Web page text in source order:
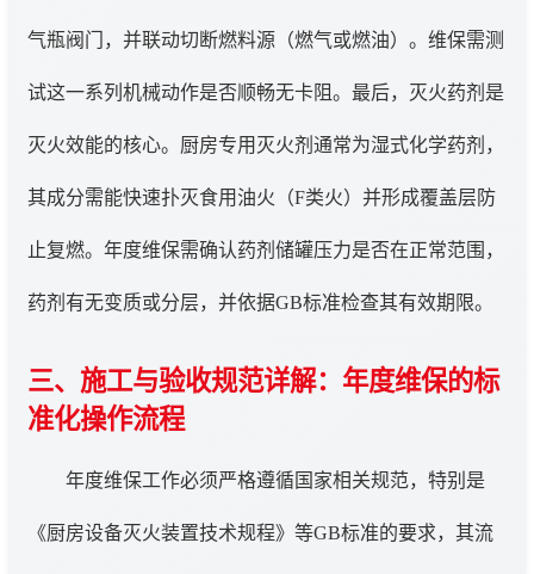
气瓶阀门，并联动切断燃料源（燃气或燃油）。维保需测
试这一系列机械动作是否顺畅无卡阻。最后，灭火药剂是
灭火效能的核心。厨房专用灭火剂通常为湿式化学药剂，
其成分需能快速扑灭食用油火（F类火）并形成覆盖层防
止复燃。年度维保需确认药剂储罐压力是否在正常范围，
药剂有无变质或分层，并依据GB标准检查其有效期限。
三、施工与验收规范详解：年度维保的标
准化操作流程
年度维保工作必须严格遵循国家相关规范，特别是
《厨房设备灭火装置技术规程》等GB标准的要求，其流